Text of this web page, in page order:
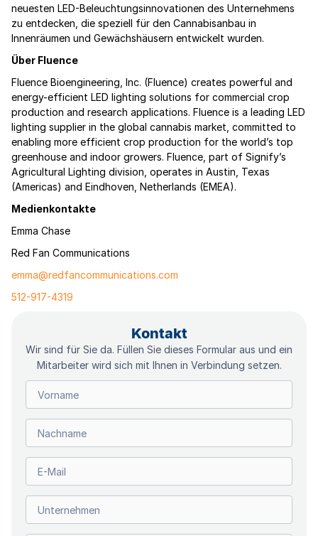
neuesten LED-Beleuchtungsinnovationen des Unternehmens
zu entdecken, die speziell für den Cannabisanbau in
Innenräumen und Gewächshäusern entwickelt wurden.
Über Fluence
Fluence Bioengineering, Inc. (Fluence) creates powerful and
energy-efficient LED lighting solutions for commercial crop
production and research applications. Fluence is a leading LED
lighting supplier in the global cannabis market, committed to
enabling more efficient crop production for the world’s top
greenhouse and indoor growers. Fluence, part of Signify’s
Agricultural Lighting division, operates in Austin, Texas
(Americas) and Eindhoven, Netherlands (EMEA).
Medienkontakte
Emma Chase
Red Fan Communications
emma@redfancommunications.com
512-917-4319
Kontakt
Wir sind für Sie da. Füllen Sie dieses Formular aus und ein
Mitarbeiter wird sich mit Ihnen in Verbindung setzen.